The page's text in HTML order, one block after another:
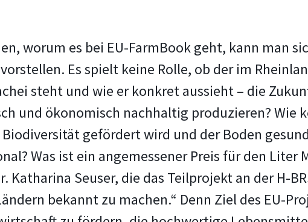
worum es bei EU-FarmBook geht, kann man
Es spielt keine Rolle, ob der im
steht und wie er konkret aussieht – die
und ökonomisch nachhaltig produzieren? Wie
Biodiversität gefördert wird und der Boden
Was ist ein angemessener Preis für den Liter
Katharina Seuser, die das Teilprojekt an der H-
bekannt zu machen.“ Denn Ziel des EU-